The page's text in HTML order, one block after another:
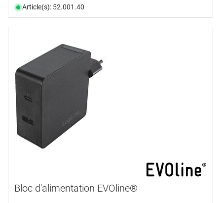
Article(s): 52.001.40
Bloc d'alimentation EVOline®